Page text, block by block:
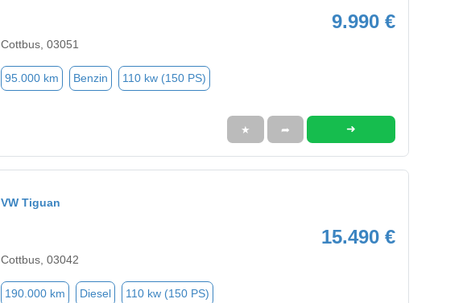
9.990 €
Cottbus, 03051
95.000 km Benzin 110 kw (150 PS)
★ ➦ ➜
VW Tiguan
15.490 €
Cottbus, 03042
190.000 km Diesel 110 kw (150 PS)